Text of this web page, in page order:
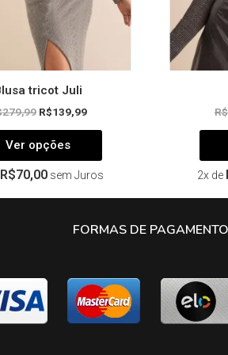
tricot Juli
279,99 R$139,99
Ver opções
página
R$70,00 sem Juros
R$
2x de
FORMAS DE PAGAMENTO